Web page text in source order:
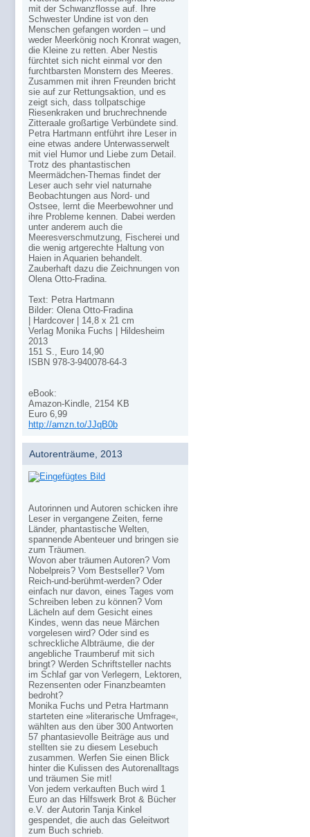
mit der Schwanzflosse auf. Ihre
Schwester Undine ist von den
Menschen gefangen worden – und
weder Meerkönig noch Kronrat wagen,
die Kleine zu retten. Aber Nestis
fürchtet sich nicht einmal vor den
furchtbarsten Monstern des Meeres.
Zusammen mit ihren Freunden bricht
sie auf zur Rettungsaktion, und es
zeigt sich, dass tollpatschige
Riesenkraken und bruchrechnende
Zitteraale großartige Verbündete sind.
Petra Hartmann entführt ihre Leser in
eine etwas andere Unterwasserwelt
mit viel Humor und Liebe zum Detail.
Trotz des phantastischen
Meermädchen-Themas findet der
Leser auch sehr viel naturnahe
Beobachtungen aus Nord- und
Ostsee, lernt die Meerbewohner und
ihre Probleme kennen. Dabei werden
unter anderem auch die
Meeresverschmutzung, Fischerei und
die wenig artgerechte Haltung von
Haien in Aquarien behandelt.
Zauberhaft dazu die Zeichnungen von
Olena Otto-Fradina.
Text: Petra Hartmann
Bilder: Olena Otto-Fradina
| Hardcover | 14,8 x 21 cm
Verlag Monika Fuchs | Hildesheim
2013
151 S., Euro 14,90
ISBN 978-3-940078-64-3
eBook:
Amazon-Kindle, 2154 KB
Euro 6,99
http://amzn.to/JJqB0b
Autorenträume, 2013
Autorinnen und Autoren schicken ihre
Leser in vergangene Zeiten, ferne
Länder, phantastische Welten,
spannende Abenteuer und bringen sie
zum Träumen.
Wovon aber träumen Autoren? Vom
Nobelpreis? Vom Bestseller? Vom
Reich-und-berühmt-werden? Oder
einfach nur davon, eines Tages vom
Schreiben leben zu können? Vom
Lächeln auf dem Gesicht eines
Kindes, wenn das neue Märchen
vorgelesen wird? Oder sind es
schreckliche Albträume, die der
angebliche Traumberuf mit sich
bringt? Werden Schriftsteller nachts
im Schlaf gar von Verlegern, Lektoren,
Rezensenten oder Finanzbeamten
bedroht?
Monika Fuchs und Petra Hartmann
starteten eine »literarische Umfrage«,
wählten aus den über 300 Antworten
57 phantasievolle Beiträge aus und
stellten sie zu diesem Lesebuch
zusammen. Werfen Sie einen Blick
hinter die Kulissen des Autorenalltags
und träumen Sie mit!
Von jedem verkauften Buch wird 1
Euro an das Hilfswerk Brot & Bücher
e.V. der Autorin Tanja Kinkel
gespendet, die auch das Geleitwort
zum Buch schrieb.